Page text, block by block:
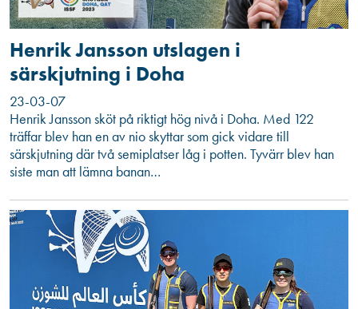
Henrik Jansson utslagen i
särskjutning i Doha
23-03-07
Henrik Jansson sköt på riktigt hög nivå i Doha. Med 122
träffar blev han en av nio skyttar som gick vidare till
särskjutning där två semiplatser låg i potten. Tyvärr blev han
siste man att lämna banan…